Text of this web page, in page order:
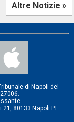
Altre Notizie »
di Napoli del
80133 Napoli P.I.